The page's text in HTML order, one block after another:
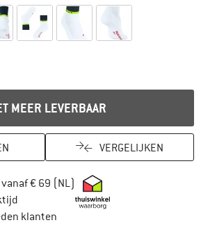
MEER LEVERBAAR
VERGELIJKEN
€ 69 (NL) Vind hier de
Vind de betalingsinformatie hier!
klanten